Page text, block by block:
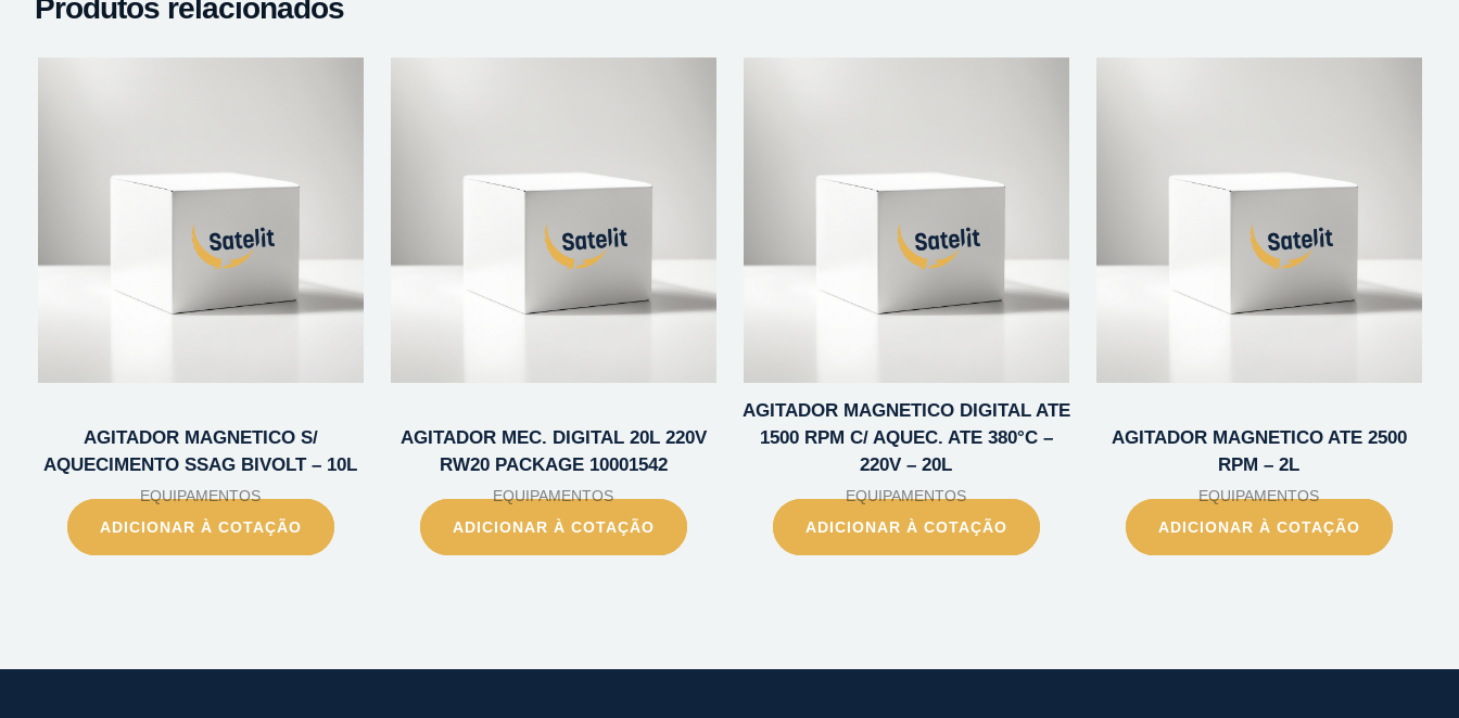
Produtos relacionados
AGITADOR MAGNETICO S/
AQUECIMENTO SSAG BIVOLT – 10L
EQUIPAMENTOS
ADICIONAR À COTAÇÃO
AGITADOR MEC. DIGITAL 20L 220V
RW20 PACKAGE 10001542
EQUIPAMENTOS
ADICIONAR À COTAÇÃO
AGITADOR MAGNETICO DIGITAL ATE
1500 RPM C/ AQUEC. ATE 380°C –
220V – 20L
EQUIPAMENTOS
ADICIONAR À COTAÇÃO
AGITADOR MAGNETICO ATE 2500
RPM – 2L
EQUIPAMENTOS
ADICIONAR À COTAÇÃO